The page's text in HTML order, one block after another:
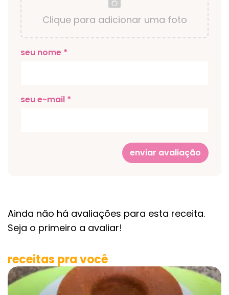
Clique para adicionar uma foto
seu nome *
seu e-mail *
enviar avaliação
Ainda não há avaliações para esta receita.
Seja o primeiro a avaliar!
receitas pra você